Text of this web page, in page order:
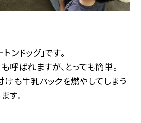
ンドッグ」です。
呼ばれますが、とっても簡単。
けも牛乳パックを燃やしてしまう
す。